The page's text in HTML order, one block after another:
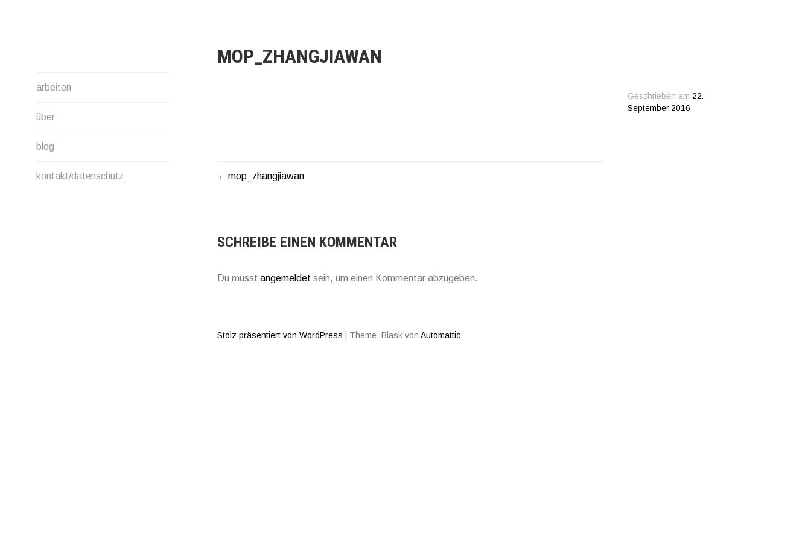
arbeiten
über
blog
kontakt/datenschutz
MOP_ZHANGJIAWAN
Geschrieben am 22.
September 2016
BEITRAGSNAVIGATION
mop_zhangjiawan
SCHREIBE EINEN KOMMENTAR
Du musst angemeldet sein, um einen Kommentar abzugeben.
Stolz präsentiert von WordPress Theme: Blask von Automattic